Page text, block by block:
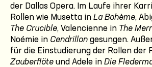
der Dallas Opera. Im Laufe ihrer
Rollen wie Musetta in La Bohème,
The Crucible, Valencienne in The
Noémie in Cendrillon gesungen.
für die Einstudierung der Rollen der
Zauberflöte und Adele in Die